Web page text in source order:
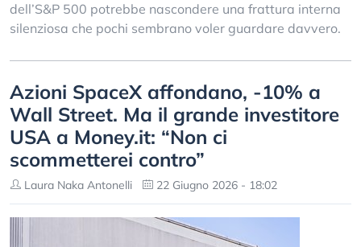
dell’S&P 500 potrebbe nascondere una frattura interna
silenziosa che pochi sembrano voler guardare davvero.
Azioni SpaceX affondano, -10% a
Wall Street. Ma il grande investitore
USA a Money.it: “Non ci
scommetterei contro”
Laura Naka Antonelli 22 Giugno 2026 - 18:02